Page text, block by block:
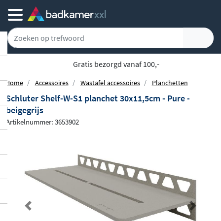
Gratis bezorgd vanaf 100,-
Home Accessoires Wastafel accessoires Planchetten
Schluter Shelf-W-S1 planchet 30x11,5cm - Pure -
beigegrijs
Artikelnummer: 3653902
Previous Next